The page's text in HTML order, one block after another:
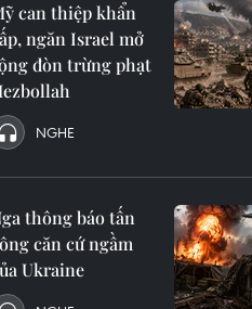
can thiệp khẩn
ngăn Israel mở
đòn trừng phạt
NGHE
thông báo tấn
căn cứ ngầm
Ukraine